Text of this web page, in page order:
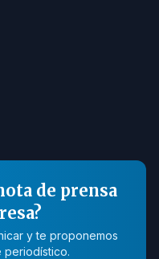
de prensa
y te proponemos
periodístico.